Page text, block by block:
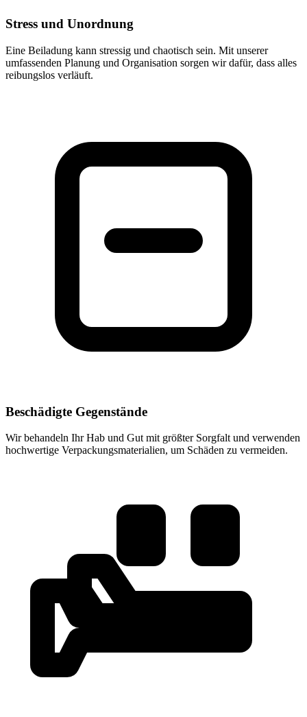
Stress und Unordnung
Eine Beiladung kann stressig und chaotisch sein. Mit unserer
umfassenden Planung und Organisation sorgen wir dafür, dass alles
reibungslos verläuft.
Beschädigte Gegenstände
Wir behandeln Ihr Hab und Gut mit größter Sorgfalt und verwenden
hochwertige Verpackungsmaterialien, um Schäden zu vermeiden.